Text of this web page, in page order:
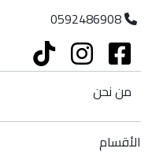
0592486908
من نحن
الأقسام